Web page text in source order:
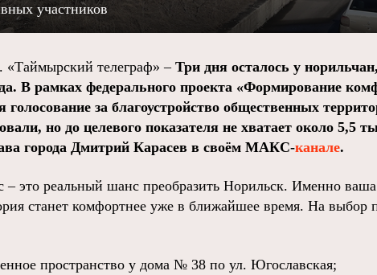
участников
телеграф» – Три дня осталось у
В рамках федерального проекта «Формирование
голосование за благоустройство общественных
но до целевого показателя не хватает около 5,5
города Дмитрий Карасев в своём MAКС-канале.
– это реальный шанс преобразить Норильск. Именно ваша
станет комфортнее уже в ближайшее время. На выбор
пространство у дома № 38 по ул. Югославская;